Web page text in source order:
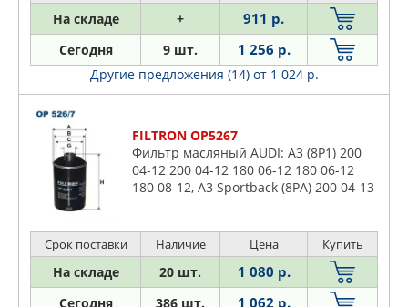
На складе + 911 р.
Сегодня 9 шт. 1 256 р.
Другие предложения (14) от 1 024 р.
FILTRON OP5267
Фильтр масляный AUDI: A3 (8P1) 200
04-12 200 04-12 180 06-12 180 06-12
180 08-12, A3 Sportback (8PA) 200 04-13
Срок поставки Наличие Цена Купить
На складе 20 шт. 1 080 р.
Сегодня 386 шт. 1 062 р.